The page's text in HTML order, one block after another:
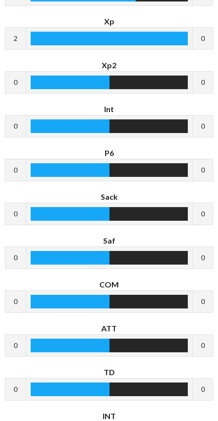
Xp
2 0
Xp2
0 0
Int
0 0
P6
0 0
Sack
0 0
Saf
0 0
COM
0 0
ATT
0 0
TD
0 0
INT